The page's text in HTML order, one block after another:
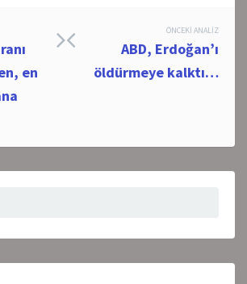
ÖNCEKI ANALIZ
ABD, Erdoğan’ı
öldürmeye kalktı…
en